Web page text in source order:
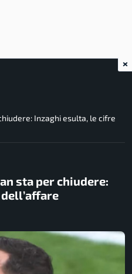
Inzaghi esulta, le cifre
sta per chiudere:
×